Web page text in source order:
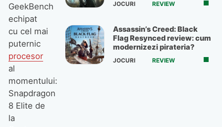
GeekBench
echipat
cu cel mai
puternic
procesor
al
momentului:
Snapdragon
8 Elite de
la
JOCURI REVIEW
Assassin’s Creed: Black
Flag Resynced review: cum
modernizezi pirateria?
JOCURI REVIEW